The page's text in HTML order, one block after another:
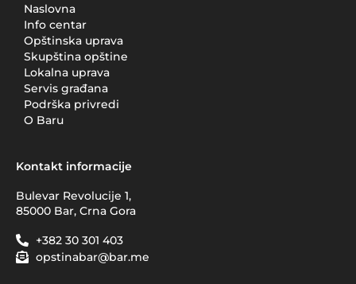
Naslovna
Info centar
Opštinska uprava
Skupština opštine
Lokalna uprava
Servis građana
Podrška privredi
O Baru
Kontakt informacije
Bulevar Revolucije 1,
85000 Bar, Crna Gora
+382 30 301 403
opstinabar@bar.me